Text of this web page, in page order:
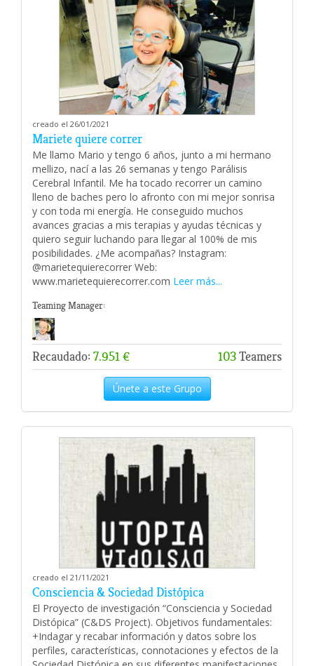
creado el 26/01/2021
Mariete quiere correr
Me llamo Mario y tengo 6 años, junto a mi hermano
mellizo, nací a las 26 semanas y tengo Parálisis
Cerebral Infantil. Me ha tocado recorrer un camino
lleno de baches pero lo afronto con mi mejor sonrisa
y con toda mi energía. He conseguido muchos
avances gracias a mis terapias y ayudas técnicas y
quiero seguir luchando para llegar al 100% de mis
posibilidades. ¿Me acompañas? Instagram:
@marietequierecorrer Web:
www.marietequierecorrer.com Leer más...
Teaming Manager:
Recaudado: 7.951 € 103Teamers
Únete a este Grupo
creado el 21/11/2021
Consciencia & Sociedad Distópica
El Proyecto de investigación “Consciencia y Sociedad
Distópica” (C&DS Project). Objetivos fundamentales:
+Indagar y recabar información y datos sobre los
perfiles, características, connotaciones y efectos de la